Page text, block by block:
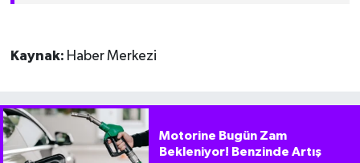
Kaynak: Haber Merkezi
Motorine Bugün Zam
Bekleniyor! Benzinde Artış